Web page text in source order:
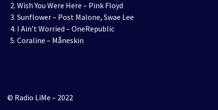
Wish You Were Here – Pink Floyd
Sunflower – Post Malone, Swae Lee
I Ain’t Worried – OneRepublic
Coraline – Måneskin
© Radio LiMe – 2022